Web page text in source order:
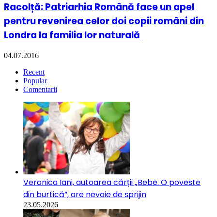
Racolță: Patriarhia Română face un apel
pentru revenirea celor doi copii români din
Londra la familia lor naturală
04.07.2016
Recent
Popular
Comentarii
Veronica Iani, autoarea cărții „Bebe. O poveste
din burtică”, are nevoie de sprijin
23.05.2026